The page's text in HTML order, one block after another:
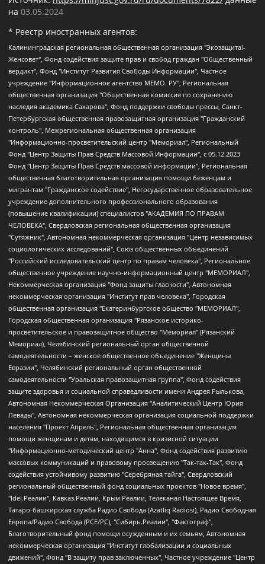
на 03.05.2024
* Реестр иностранных агентов:
Калининградская региональная общественная организация "Экозащита!-Женсовет", Фонд содействия защите прав и свобод граждан "Общественный вердикт", Фонд "Институт Развития Свободы Информации", Частное учреждение "Информационное агентство МЕМО. РУ", Региональная общественная организация "Общественная комиссия по сохранению наследия академика Сахарова", Фонд поддержки свободы прессы, Санкт-Петербургская общественная правозащитная организация "Гражданский контроль", Межрегиональная общественная организация "Информационно-просветительский центр "Мемориал", Региональный Фонд "Центр Защиты Прав Средств Массовой Информации", с 05.12.2023 Фонд "Центр Защиты Прав Средств массовой информации", Региональная общественная благотворительная организация помощи беженцам и мигрантам "Гражданское содействие", Негосударственное образовательное учреждение дополнительного профессионального образования (повышение квалификации) специалистов "АКАДЕМИЯ ПО ПРАВАМ ЧЕЛОВЕКА", Свердловская региональная общественная организация "Сутяжник", Автономная некоммерческая организация "Центр независимых социологических исследований", Союз общественных объединений "Российский исследовательский центр по правам человека", Региональное общественное учреждение научно-информационный центр "МЕМОРИАЛ", Некоммерческая организация "Фонд защиты гласности", Автономная некоммерческая организация "Институт прав человека", Городская общественная организация "Екатеринбургское общество "МЕМОРИАЛ", Городская общественная организация "Рязанское историко-просветительское и правозащитное общество "Мемориал" (Рязанский Мемориал), Челябинский региональный орган общественной самодеятельности – женское общественное объединение "Женщины Евразии", Челябинский региональный орган общественной самодеятельности "Уральская правозащитная группа", Фонд содействия защите здоровья и социальной справедливости имени Андрея Рылькова, Автономная Некоммерческая Организация "Аналитический Центр Юрия Левады", Автономная некоммерческая организация социальной поддержки населения "Проект Апрель", Региональная общественная организация помощи женщинам и детям, находящимся в кризисной ситуации "Информационно-методический центр "Анна", Фонд содействия развитию массовых коммуникаций и правовому просвещению "Так-так-Так", Фонд содействия устойчивому развитию "Серебряная тайга", Свердловский региональный общественный фонд социальных проектов "Новое время", "Idel.Реалии", Кавказ.Реалии, Крым.Реалии, Телеканал Настоящее Время, Татаро-башкирская служба Радио Свобода (Azatliq Radiosi), Радио Свободная Европа/Радио Свобода (PCE/PC), "Сибирь.Реалии", "Фактограф", Благотворительный фонд помощи осужденным и их семьям, Автономная некоммерческая организация "Институт глобализации и социальных движений", Фонд "В защиту прав заключенных", Частное учреждение "Центр поддержки и содействия развитию средств массовой информации", Пензенский региональный общественный благотворительный фонд "Гражданский союз", "Север.Реалии", Некоммерческая организация Фонд "Правовая инициатива", Общество с ограниченной ответственностью "Радио Свободная Европа/Радио Свобода", Чешское информационное агентство "MEDIUM-ORIENT", Красноярская региональная общественная организация "Мы против СПИДа", Камалягин Денис Николаевич, Маркелов Сергей Евгеньевич, Пономарев Лев Александрович, Савицкая Людмила Алексеевна, Автономная некоммерческая организация "Центр по работе с проблемой насилия "НАСИЛИЮ.НЕТ", Межрегиональный профессиональный союз работников здравоохранения "Альянс врачей", Юридическое лицо, зарегистрированное в Латвийской Республике, SIA "Medusa Project" (регистрационный номер 40103797863, дата регистрации 10.06.2014), Некоммерческая организация "Фонд по борьбе с коррупцией", Автономная некоммерческая организация "Институт права и публичной политики", Баданин Роман Сергеевич, Гликин Максим Александрович, Железнова Мария Михайловна, Лукьянова Юлия Сергеевна, Маетная Елизавета Витальевна, Маняхин Петр Борисович, Чуракова Ольга Владимировна, Ярош Юлия Петровна, Юридическое лицо "The Insider SIA", зарегистрированное в Риге, Латвийская Республика (дата регистрации 26.06.2015), являющееся администратором доменного имени интернет-издания "The Insider SIA", https://theins.ru, Постернак Алексей Евгеньевич, Рубин Михаил Аркадьевич, Анин Роман Александрович, Юридическое лицо Istories fonds, зарегистрированное в Латвийской Республике (регистрационный номер 50008295751, дата регистрации 24.02.2020), Великовский Дмитрий Александрович, Долинина Ирина Николаевна, Мароховская Алеся Алексеевна, Шлейнов Роман Юрьевич, Шмагун Олеся Валентиновна, Общество с ограниченной ответственностью "Альтаир 2021", Общество с ограниченной ответственностью "Вега 2021", Общество с ограниченной ответственностью "Главный редактор 2021", Общество с ограниченной ответственностью "Ромашки монолит", Важенков Артем Валерьевич, Ивановская областная общественная организация "Центр гендерных исследований", Гурман Юрий Альбертович, Медиапроект "ОВД-Инфо", Егоров Владимир Владимирович, Жилинский Владимир Александрович, Общество с ограниченной ответственностью "ЗП", Иванова София Юрьевна, Карезина Инна Павловна, Кильтау Екатерина Викторовна, Петров Алексей Викторович, Пискунов Сергей Евгеньевич, Смирнов Сергей Сергеевич, Тихонов Михаил Сергеевич, Общество с ограниченной ответственностью "ЖУРНАЛИСТ-ИНОСТРАННЫЙ АГЕНТ", Арапова Галина Юрьевна, Вольтская Татьяна Анатольевна, Американская компания "Mason G.E.S. Anonymous Foundation" (США), являющаяся владельцем интернет-издания https://mnews.world/, Компания "Stichting Bellingcat", зарегистрированная в Нидерландах (дата регистрации 11.07.2018), Захаров Андрей Вячеславович, Клепиковская Екатерина Дмитриевна, Общество с ограниченной ответственностью "МЕМО", Перл Роман Александрович, Симонов Евгений Алексеевич, Соловьева Елена Анатольевна, Сотников Даниил Владимирович, Сурначева Елизавета Дмитриевна, Автономная некоммерческая организация по защите прав человека и информированию населения "Якутия – Наше Мнение", Общество с ограниченной ответственностью "Москоу диджитал медиа", с 26.01.2023 Общество с ограниченной ответственностью "Чайка Белые сады", Ветошкина Валерия Валерьевна, Заговора Максим Александрович, Межрегиональное общественное движение "Российская ЛГБТ - сеть", Оленичев Максим Владимирович, Павлов Иван Юрьевич, Скворцова Елена Сергеевна, Общество с ограниченной ответственностью "Как бы инагент", Кочетков Игорь Викторович, Общество с ограниченной ответственностью "Честные выборы", Еланчик Олег Александрович, Общество с ограниченной ответственностью "Нобелевский призыв", Гималова Регина Эмилевна, Григорьев Андрей Валерьевич, Григорьева Алина Александровна, Ассоциация по содействию защите прав призывников, альтернативнослужащих и военнослужащих "Правозащитная группа "Гражданин.Армия.Право", Хисамова Регина Фаритовна, Автономная некоммерческая организация по реализации социально-правовых программ "Лилит", Дальневосточное общественное движение "Маяк", Санкт-Петербургская ЛГБТ-инициативная группа "Выход", Инициативная группа ЛГБТ+ "Реверс", Алексеев Андрей Викторович, Бекбулатова Таисия Львовна, Беляев Иван Михайлович, Владыкина Елена Сергеевна, Гельман Марат Александрович, Никульшина Вероника Юрьевна, Толоконникова Надежда Андреевна, Шендерович Виктор Анатольевич, Общество с ограниченной ответственностью "Данное сообщение", Общество с ограниченной ответственностью Издательский дом "Новая глава", Айнбиндер Александра Александровна, Московский комьюнити-центр для ЛГБТ+инициатив, Благотворительный фонд развития филантропии, Deutsche Welle (Германия, Kurt-Schumacher-Strasse 3, 53113 Bonn), Борзунова Мария Михайловна, Воробьев Виктор Викторович, Голубева Анна Львовна, Константинова Алла Михайловна, Малкова Ирина Владимировна, Мурадов Мурад Абдулгалимович, Осетинская Елизавета Николаевна, Понасенков Евгений Николаевич, Ганапольский Матвей Юрьевич, Киселев Евгений Алексеевич, Борухович Ирина Григорьевна, Дремин Иван Тимофеевич, Дубровский Дмитрий Викторович, Красноярская региональная общественная организация поддержки и развития альтернативных образовательных технологий и межкультурных коммуникаций "ИНТЕРРА", Маяковская Екатерина Алексеевна, Фейгин Марк Захарович, Филимонов Андрей Викторович, Дзугкоева Регина Николаевна, Доброхотов Роман Александрович, Дудь Юрий Александрович, Елкин Сергей Владимирович, Кругликов Кирилл Игоревич, Сабунаева Мария Леонидовна, Семенов Алексей Владимирович, Шаинян Карен Багратович, Шульман Екатерина Михайловна, Асафьев Артур Валерьевич, Вахштайн Виктор Семенович, Венедиктов Алексей Алексеевич, Лушникова Екатерина Евгеньевна, Волков Леонид Михайлович, Невзоров Александр Глебович, Пархоменко Сергей Борисович, Сироткин Ярослав Николаевич, Кара-Мурза Владимир Владимирович, Баранова Наталья Владимировна, Гозман Леонид Яковлевич, Кагарлицкий Борис Юльевич, Климарев Михаил Валерьевич, Милов Владимир Станиславович, Автономная некоммерческая организация Краснодарский центр современного искусства "Типография", Моргенштерн Алишер Тагирович, Соболь Любовь Эдуардовна, Общество с ограниченной ответственностью "ЛИЗА НОРМ", Каспаров Гарри Кимович, Ходорковский Михаил Борисович, Общество с ограниченной ответственностью "Апрельские тезисы", Данилович Ирина Брониславовна, Кашин Олег Владимирович, Петров Николай Владимирович, Пивоваров Алексей Владимирович, Соколов Михаил Владимирович, Цветкова Юлия Владимировна, Чичваркин Евгений Александрович, Комитет против пыток/Команда против пыток, Общество с ограниченной ответственностью "Первый научный", Общество с ограниченной ответственностью "Вертолет и ко", Белоцерковская Вероника Борисовна, Кац Максим Евгеньевич, Лазарева Татьяна Юрьевна, Шаведдинов Руслан Табризович, Яшин Илья Валерьевич, Общество с ограниченной ответственностью "Иноагент ААВ", Алешковский Дмитрий Петрович, Альбац Евгения Марковна, Быков Дмитрий Львович, Галямина Юлия Евгеньевна, Лойко Сергей Леонидович, Мартынов Кирилл Константинович, Медведев Сергей Александрович, Крашенинников Федор Геннадиевич, Гордеева Катерина Вл